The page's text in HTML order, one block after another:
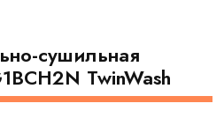
сушильная
TwinWash